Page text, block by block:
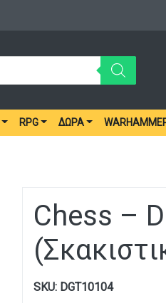
RPG ΔΏΡΑ
Chess –
SKU: DGT10104